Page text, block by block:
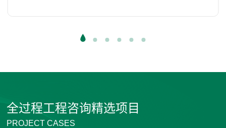
全过程工程咨询精选项目
PROJECT CASES